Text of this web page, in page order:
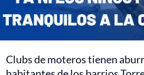
Clubs de moteros tienen